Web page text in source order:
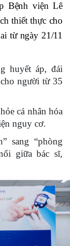
Bệnh viện Lê
thiết thực cho
từ ngày 21/11
huyết áp, đái
người từ 35
cá nhân hóa
nguy cơ.
sang “phòng
giữa bác sĩ,